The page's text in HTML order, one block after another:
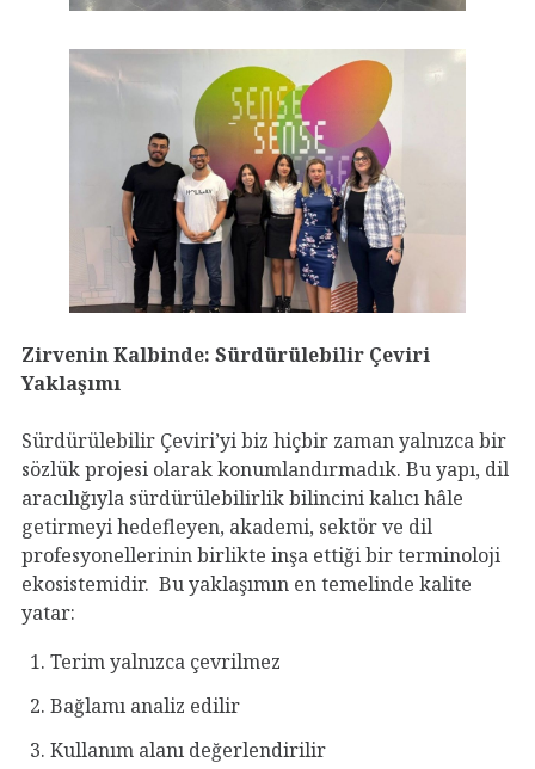
Zirvenin Kalbinde: Sürdürülebilir Çeviri
Yaklaşımı
Sürdürülebilir Çeviri’yi biz hiçbir zaman yalnızca bir
sözlük projesi olarak konumlandırmadık. Bu yapı, dil
aracılığıyla sürdürülebilirlik bilincini kalıcı hâle
getirmeyi hedefleyen, akademi, sektör ve dil
profesyonellerinin birlikte inşa ettiği bir terminoloji
ekosistemidir. Bu yaklaşımın en temelinde kalite
yatar:
Terim yalnızca çevrilmez
Bağlamı analiz edilir
Kullanım alanı değerlendirilir